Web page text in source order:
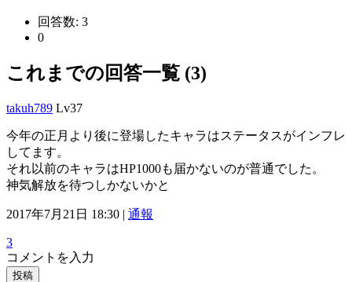
回答数: 3
0
これまでの回答一覧 (3)
takuh789 Lv37
今年の正月より後に登場したキャラはステータスがインフレ
してます。
それ以前のキャラはHP1000も届かないのが普通でした。
神気解放を待つしかないかと
2017年7月21日 18:30 | 通報
3
コメントを入力
投稿